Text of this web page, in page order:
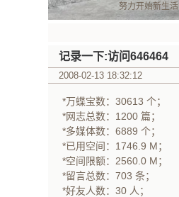
努力开始新生活
记录一下:访问646464
2008-02-13 18:32:12
*万蝶宝数：30613 个；
*网志总数：1200 篇；
*多媒体数：6889 个；
*已用空间：1746.9 M；
*空间限额：2560.0 M；
*留言总数：703 条；
*好友人数：30 人；